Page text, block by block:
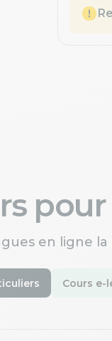
pour
en ligne
Cours e-